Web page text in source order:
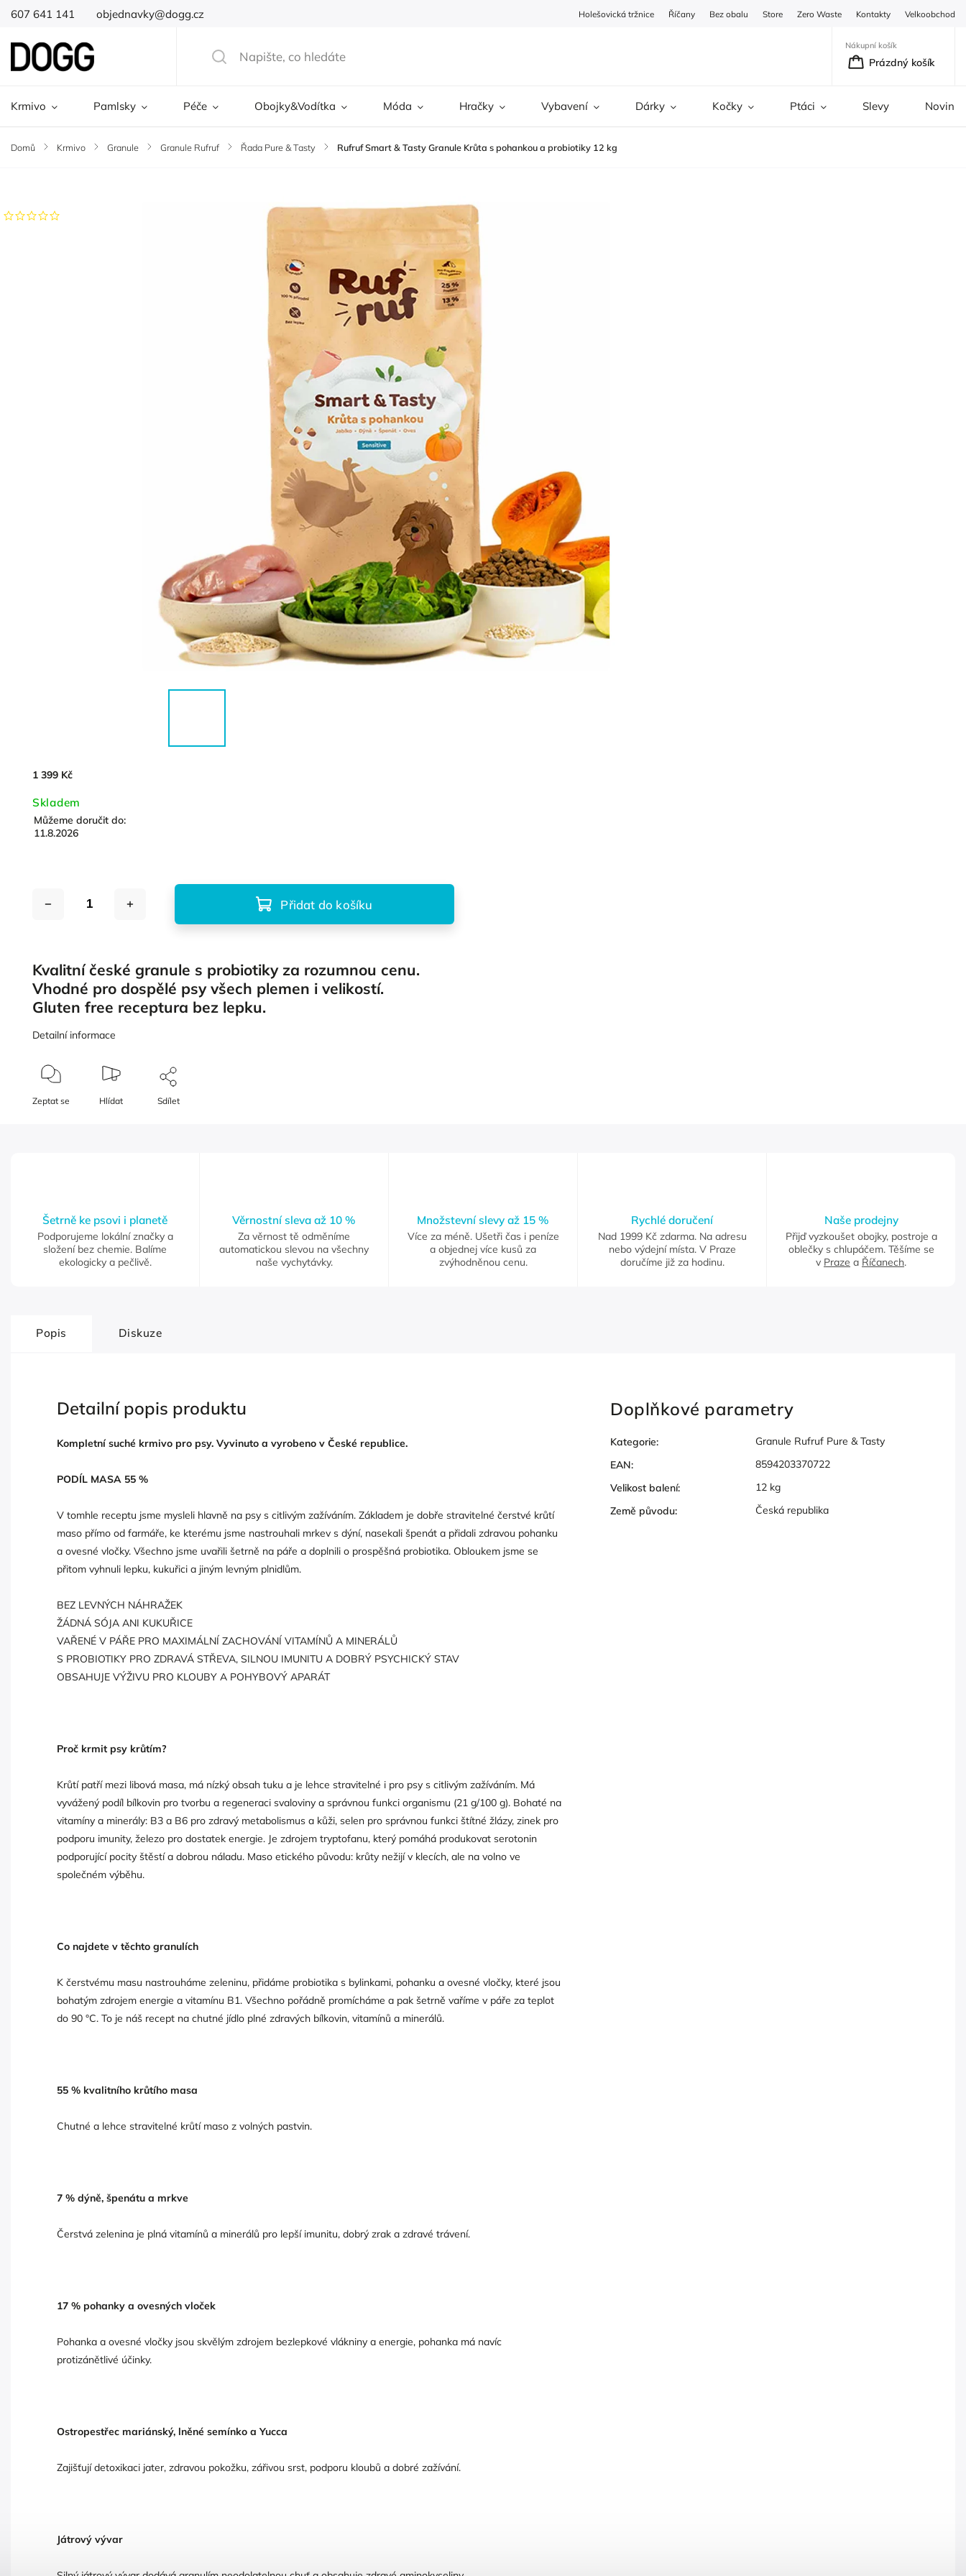
607 641 141 objednavky@dogg.cz Holešovická tržnice Říčany Bez obalu Store Zero Waste Kontakty Velkoobchod
Nákupní košík
Prázdný košík
Krmivo Pamlsky Péče Obojky&Vodítka Móda Hračky Vybavení Dárky Kočky Ptáci Slevy Novinky
Domů / Krmivo / Granule / Granule Rufruf / Řada Pure & Tasty / Rufruf Smart & Tasty Granule Krůta s pohankou a probiotiky 12 kg
1 399 Kč
Skladem
Můžeme doručit do:
11.8.2026
Přidat do košíku
Kvalitní české granule s probiotiky za rozumnou cenu.
Vhodné pro dospělé psy všech plemen i velikostí.
Gluten free receptura bez lepku.
Detailní informace
Zeptat se Hlídat Sdílet
Šetrně ke psovi i planetě
Podporujeme lokální značky a
složení bez chemie. Balíme
ekologicky a pečlivě.
Věrnostní sleva až 10 %
Za věrnost tě odměníme
automatickou slevou na všechny
naše vychytávky.
Množstevní slevy až 15 %
Více za méně. Ušetři čas i peníze
a objednej více kusů za
zvýhodněnou cenu.
Rychlé doručení
Nad 1999 Kč zdarma. Na adresu
nebo výdejní místa. V Praze
doručíme již za hodinu.
Naše prodejny
Přijď vyzkoušet obojky, postroje a
oblečky s chlupáčem. Těšíme se
v Praze a Říčanech.
Popis Diskuze
Detailní popis produktu
Kompletní suché krmivo pro psy. Vyvinuto a vyrobeno v České republice.
PODÍL MASA 55 %
V tomhle receptu jsme mysleli hlavně na psy s citlivým zažíváním. Základem je dobře stravitelné čerstvé krůtí
maso přímo od farmáře, ke kterému jsme nastrouhali mrkev s dýní, nasekali špenát a přidali zdravou pohanku
a ovesné vločky. Všechno jsme uvařili šetrně na páře a doplnili o prospěšná probiotika. Obloukem jsme se
přitom vyhnuli lepku, kukuřici a jiným levným plnidlům.
BEZ LEVNÝCH NÁHRAŽEK
ŽÁDNÁ SÓJA ANI KUKUŘICE
VAŘENÉ V PÁŘE PRO MAXIMÁLNÍ ZACHOVÁNÍ VITAMÍNŮ A MINERÁLŮ
S PROBIOTIKY PRO ZDRAVÁ STŘEVA, SILNOU IMUNITU A DOBRÝ PSYCHICKÝ STAV
OBSAHUJE VÝŽIVU PRO KLOUBY A POHYBOVÝ APARÁT
Proč krmit psy krůtím?
Krůtí patří mezi libová masa, má nízký obsah tuku a je lehce stravitelné i pro psy s citlivým zažíváním. Má
vyvážený podíl bílkovin pro tvorbu a regeneraci svaloviny a správnou funkci organismu (21 g/100 g). Bohaté na
vitamíny a minerály: B3 a B6 pro zdravý metabolismus a kůži, selen pro správnou funkci štítné žlázy, zinek pro
podporu imunity, železo pro dostatek energie. Je zdrojem tryptofanu, který pomáhá produkovat serotonin
podporující pocity štěstí a dobrou náladu. Maso etického původu: krůty nežijí v klecích, ale na volno ve
společném výběhu.
Co najdete v těchto granulích
K čerstvému masu nastrouháme zeleninu, přidáme probiotika s bylinkami, pohanku a ovesné vločky, které jsou
bohatým zdrojem energie a vitamínu B1. Všechno pořádně promícháme a pak šetrně vaříme v páře za teplot
do 90 °C. To je náš recept na chutné jídlo plné zdravých bílkovin, vitamínů a minerálů.
55 % kvalitního krůtího masa
Chutné a lehce stravitelné krůtí maso z volných pastvin.
7 % dýně, špenátu a mrkve
Čerstvá zelenina je plná vitamínů a minerálů pro lepší imunitu, dobrý zrak a zdravé trávení.
17 % pohanky a ovesných vloček
Pohanka a ovesné vločky jsou skvělým zdrojem bezlepkové vlákniny a energie, pohanka má navíc
protizánětlivé účinky.
Ostropestřec mariánský, lněné semínko a Yucca
Zajišťují detoxikaci jater, zdravou pokožku, zářivou srst, podporu kloubů a dobré zažívání.
Játrový vývar
Doplňkové parametry
Kategorie:
Granule Rufruf Pure & Tasty
EAN:
8594203370722
Velikost balení:
12 kg
Země původu: Česká republika